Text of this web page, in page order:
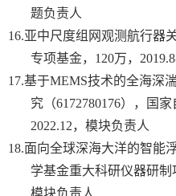
题负责人
16.亚中尺度组网观测航行器
专项基金， 120万，
17.基于MEMS技术的全海深
究（6172780176），国家
2022.12，模块负责人
18.面向全球深海大洋的智能
学基金重大科研仪器研制
模块负责人